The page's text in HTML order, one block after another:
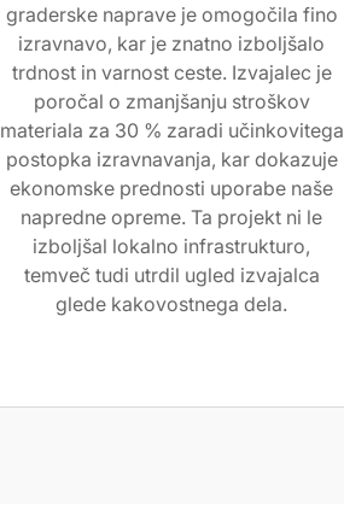
graderske naprave je omogočila fino
izravnavo, kar je znatno izboljšalo
trdnost in varnost ceste. Izvajalec je
poročal o zmanjšanju stroškov
materiala za 30 % zaradi učinkovitega
postopka izravnavanja, kar dokazuje
ekonomske prednosti uporabe naše
napredne opreme. Ta projekt ni le
izboljšal lokalno infrastrukturo,
temveč tudi utrdil ugled izvajalca
glede kakovostnega dela.